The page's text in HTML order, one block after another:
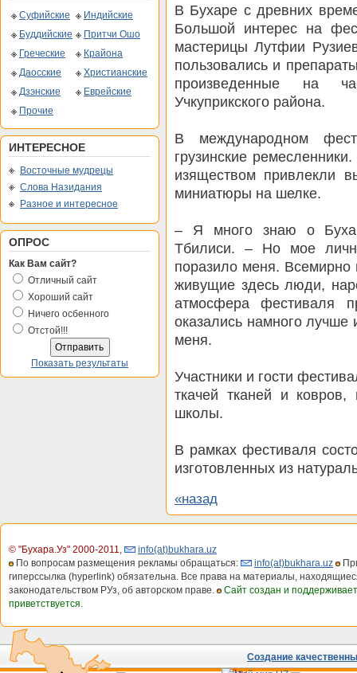
Суфийские
Индийские
Буддийские
Притчи Ошо
Греческие
Крайона
Даосские
Христианские
Дзэнские
Еврейские
Прочие
ИНТЕРЕСНОЕ
Восточные мудрецы
Слова Назидания
Разное и интересное
ОПРОС
Как Вам сайт?
Отличный сайт
Хороший сайт
Ничего осбенного
Отстой!!!
Показать результаты
В Бухаре с древних
Большой интерес на
мастерицы Лутфии
пользовались и
произведенные на
Учкуприкского района.
В международном
грузинские
изяществом привлекли
миниатюры на шелке.
– Я много знаю о
Тбилиси. – Но мое
поразило меня. Всемирно
живущие здесь люди,
атмосфера фестиваля
оказались намного лучше
меня.
Участники и гости
ткачей тканей и
школы.
В рамках фестиваля
изготовленных из
«назад
© "Бухара.Уз" 2000-2011
info(at)bukhara.uz
По вопросам размещения рекламы обращаться:
info(at)bukhara.uz
гиперссылка (hyperlink) обязательна. Все права на материалы,
законодательством РУз, об авторском праве.
Сайт создан и
приветствуется.
Создание